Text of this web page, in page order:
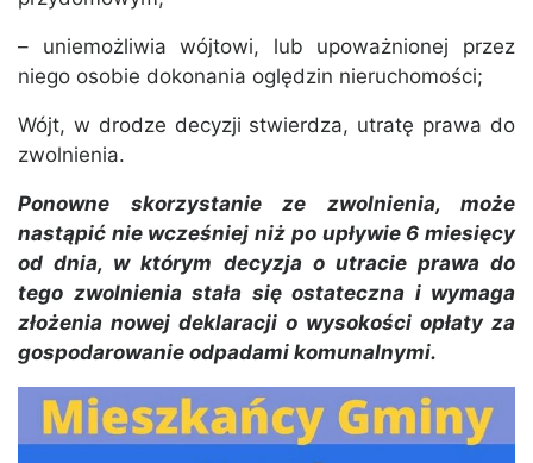
– uniemożliwia wójtowi, lub upoważnionej przez
niego osobie dokonania oględzin nieruchomości;
Wójt, w drodze decyzji stwierdza, utratę prawa do
zwolnienia.
Ponowne skorzystanie ze zwolnienia, może
nastąpić nie wcześniej niż po upływie 6 miesięcy
od dnia, w którym decyzja o utracie prawa do
tego zwolnienia stała się ostateczna i wymaga
złożenia nowej deklaracji o wysokości opłaty za
gospodarowanie odpadami komunalnymi.